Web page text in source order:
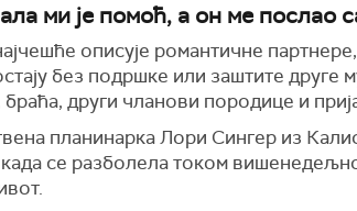
ми је помоћ, а он ме послао
описује романтичне
без подршке или заштите друге
други чланови породице и
планинарка Лори Сингер из
када се разболела током